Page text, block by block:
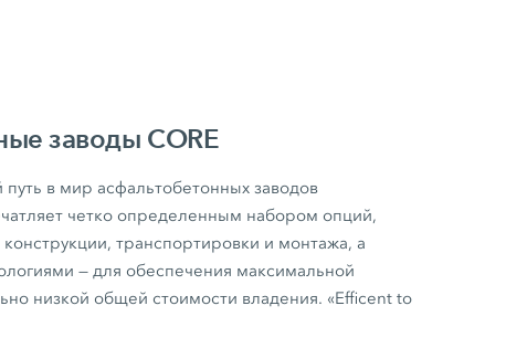
заводы CORE
в мир асфальтобетонных заводов
четко определенным набором опций,
транспортировки и монтажа, а
— для обеспечения максимальной
низкой общей стоимости владения. «Efficent to